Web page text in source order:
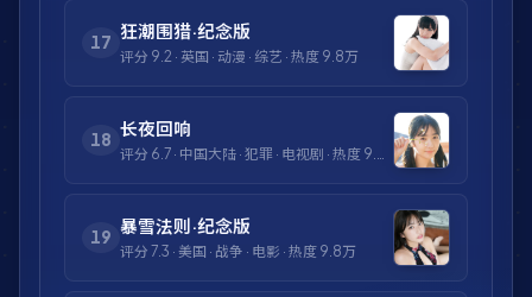
17
狂潮围猎·纪念版
评分 9.2 · 英国 · 动漫 · 综艺 · 热度 9.8万
18
长夜回响
评分 6.7 · 中国大陆 · 犯罪 · 电视剧 · 热度 9.8万
19
暴雪法则·纪念版
评分 7.3 · 美国 · 战争 · 电影 · 热度 9.8万